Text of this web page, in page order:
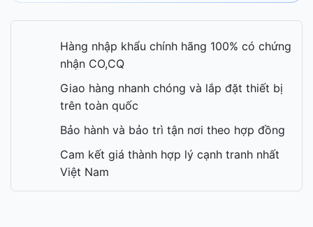
Hàng nhập khẩu chính hãng 100% có chứng
nhận CO,CQ
Giao hàng nhanh chóng và lắp đặt thiết bị
trên toàn quốc
Bảo hành và bảo trì tận nơi theo hợp đồng
Cam kết giá thành hợp lý cạnh tranh nhất
Việt Nam